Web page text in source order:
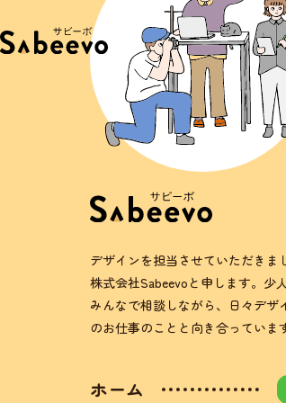
デザインを担当させていただきま
株式会社Sabeevoと申します。少
みんなで相談しながら、日々デザ
のお仕事のことと向き合っていま
ホーム